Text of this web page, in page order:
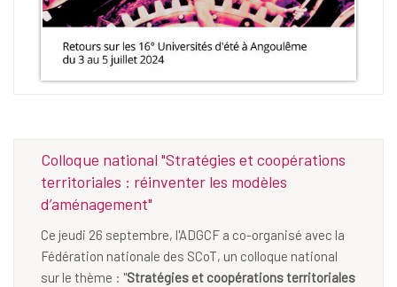
Colloque national "Stratégies et coopérations
territoriales : réinventer les modèles
d’aménagement"
Ce jeudi 26 septembre, l'ADGCF a co-organisé avec la
Fédération nationale des SCoT, un colloque national
sur le thème : "Stratégies et coopérations territoriales